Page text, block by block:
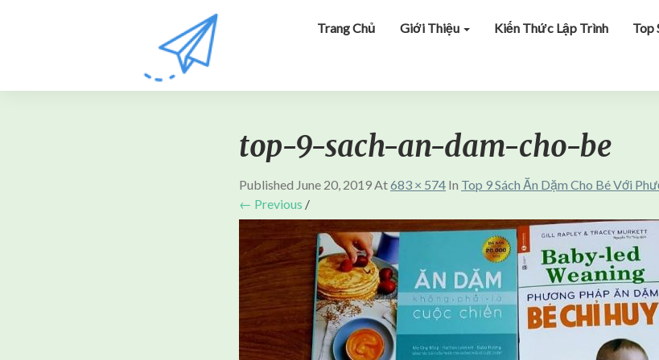
Trang Chủ Giới Thiệu Kiến Thức Lập Trình Top
top-9-sach-an-dam-cho-be
Published June 20, 2019At683 × 574 In Top 9 Sách Ăn Dặm Cho Bé Với
← Previous /